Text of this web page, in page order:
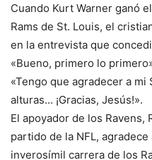
Cuando Kurt Warner ganó
Rams de St. Louis, el
en la entrevista que
«Bueno, primero lo
«Tengo que agradecer a mi
alturas… ¡Gracias, Jesús!».
El apoyador de los Ravens,
partido de la NFL,
inverosímil carrera de los